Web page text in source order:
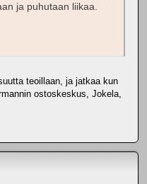
ja puhutaan liikaa.
teoillaan, ja jatkaa kun
ostoskeskus, Jokela,